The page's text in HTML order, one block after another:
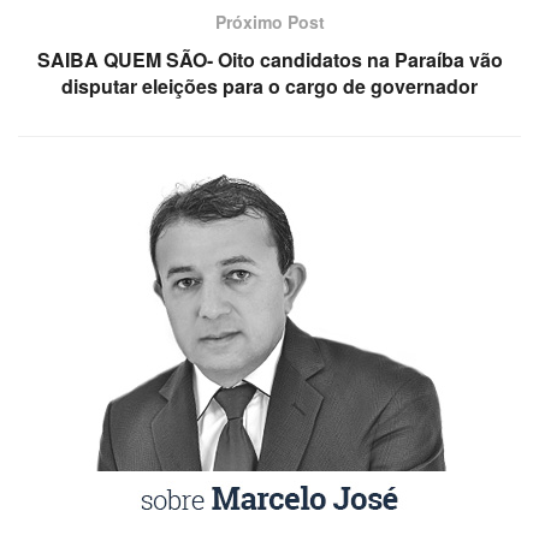
Próximo Post
SAIBA QUEM SÃO- Oito candidatos na Paraíba vão
disputar eleições para o cargo de governador